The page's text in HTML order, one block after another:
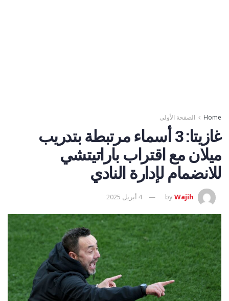
Home الصفحة الأولى
غازيتا: 3 أسماء مرتبطة بتدريب
ميلان مع اقتراب باراتيتشي
للانضمام لإدارة النادي
byWajih 4 أبريل 2025